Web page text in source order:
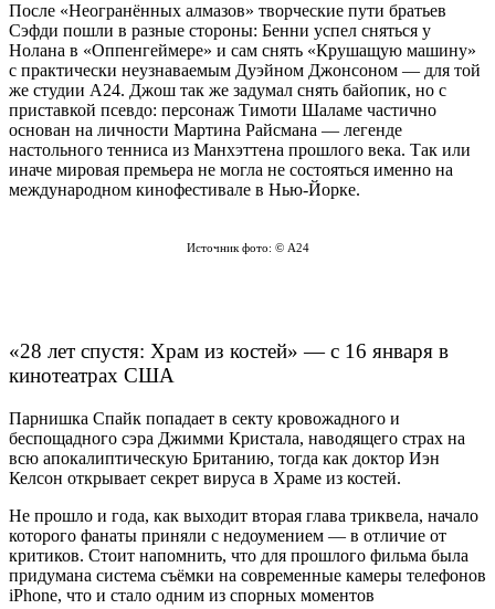
После «Неогранённых алмазов» творческие пути братьев
Сэфди пошли в разные стороны: Бенни успел сняться у
Нолана в «Оппенгеймере» и сам снять «Крушащую машину»
с практически неузнаваемым Дуэйном Джонсоном — для той
же студии А24. Джош так же задумал снять байопик, но с
приставкой псевдо: персонаж Тимоти Шаламе частично
основан на личности Мартина Райсмана — легенде
настольного тенниса из Манхэттена прошлого века. Так или
иначе мировая премьера не могла не состояться именно на
международном кинофестивале в Нью-Йорке.
Источник фото: © А24
«28 лет спустя: Храм из костей» — с 16 января в
кинотеатрах США
Парнишка Спайк попадает в секту кровожадного и
беспощадного сэра Джимми Кристала, наводящего страх на
всю апокалиптическую Британию, тогда как доктор Иэн
Келсон открывает секрет вируса в Храме из костей.
Не прошло и года, как выходит вторая глава триквела, начало
которого фанаты приняли с недоумением — в отличие от
критиков. Стоит напомнить, что для прошлого фильма была
придумана система съёмки на современные камеры телефонов
iPhone, что и стало одним из спорных моментов